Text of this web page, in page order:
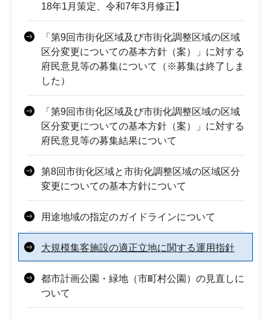
18年1月策定、令和7年3月修正】
「第9回市街化区域及び市街化調整区域の区域
区分変更についての基本方針（案）」に対する
府民意見等の募集について（※募集は終了しま
した）
「第9回市街化区域及び市街化調整区域の区域
区分変更についての基本方針（案）」に対する
府民意見等の募集結果について
第8回市街化区域と市街化調整区域の区域区分
変更についての基本方針について
用途地域の指定のガイドラインについて
大規模集客施設の適正立地に関する運用指針
都市計画公園・緑地（市町村公園）の見直しに
ついて